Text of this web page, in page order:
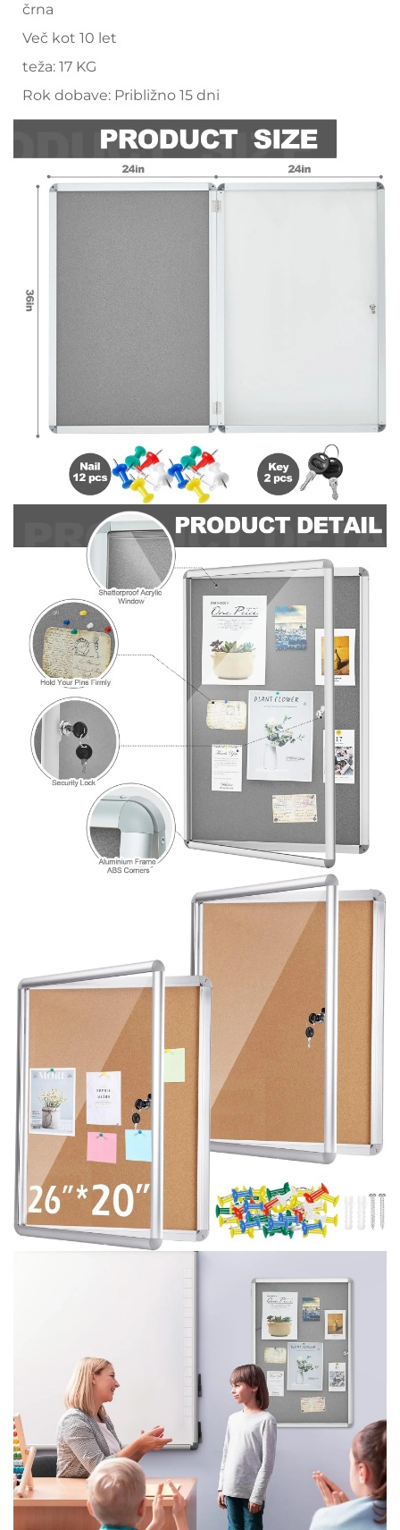
črna
Več kot 10 let
teža: 17 KG
Rok dobave: Približno 15 dni